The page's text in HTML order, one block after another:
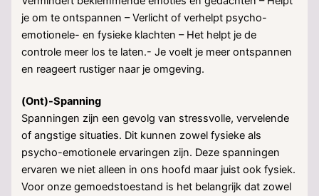
je om te ontspannen – Verlicht of verhelpt psycho-
emotionele- en fysieke klachten – Het helpt je de
controle meer los te laten.- Je voelt je meer ontspannen
en reageert rustiger naar je omgeving.
(Ont)-Spanning
Spanningen zijn een gevolg van stressvolle, vervelende
of angstige situaties. Dit kunnen zowel fysieke als
psycho-emotionele ervaringen zijn. Deze spanningen
ervaren we niet alleen in ons hoofd maar juist ook fysiek.
Voor onze gemoedstoestand is het belangrijk dat zowel